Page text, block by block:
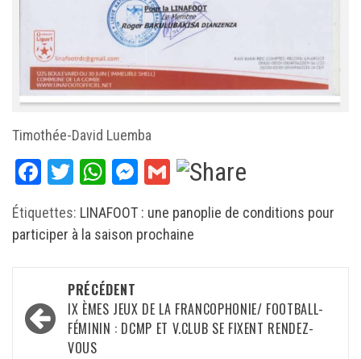
Timothée-David Luemba
Facebook
TwitterWhatsApp
Messenger
Gmail
Étiquettes: LINAFOOT : une panoplie de conditions pour
participer à la saison prochaine
Navigation
d’article
PRÉCÉDENT
IX ÈMES JEUX DE LA FRANCOPHONIE/ FOOTBALL-
FÉMININ : DCMP ET V.CLUB SE FIXENT RENDEZ-
VOUS